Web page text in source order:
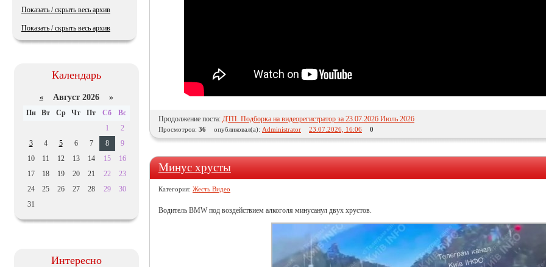
Продолжение поста: ДТП. Подборка на видеорегистратор за 23.07.2026 Июль 2026
Просмотров: 36 опубликовал(а): Administrator 23.07.2026, 16:06 0
Минус хрусты
Категория: Жесть Видео
Водитель BMW под воздействием алкоголя минусанул двух хрустов.
Показать / скрыть весь архив
Показать / скрыть весь архив
Календарь
«Август 2026 »
Пн Вт Ср Чт Пт Сб
Вс
1
2
3
4 5 6 7 8
9
10
11 12 13 14 15
16
17
18 19 20 21 22
23
24
25 26 27 28 29
30
31
Интересно